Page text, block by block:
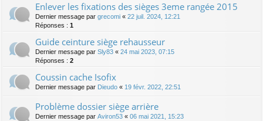
Enlever les fixations des sièges 3eme rangée 2015
Dernier message par grecomi « 22 juil. 2024, 12:21
Réponses : 1
Guide ceinture siège rehausseur
Dernier message par Sly83 « 24 mai 2023, 07:15
Réponses : 2
Coussin cache Isofix
Dernier message par Dieudo « 19 févr. 2022, 22:51
Problème dossier siège arrière
Dernier message par Aviron53 « 06 mai 2021, 15:23